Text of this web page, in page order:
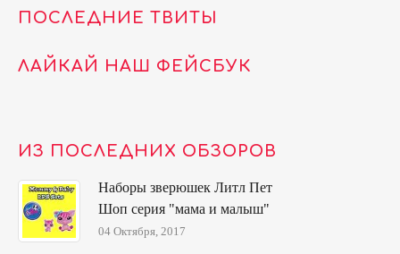
ПОСЛЕДНИЕ ТВИТЫ
ЛАЙКАЙ НАШ ФЕЙСБУК
ИЗ ПОСЛЕДНИХ ОБЗОРОВ
Наборы зверюшек Литл Пет
Шоп серия "мама и малыш"
04 Октября, 2017